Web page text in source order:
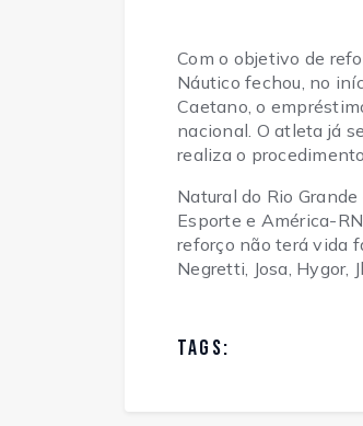
Com o objetivo de
Náutico fechou, no
Caetano, o
nacional. O atleta já
realiza o
Natural do Rio
Esporte e América-
reforço não terá vida
Negretti, Josa, Hygor,
TAGS: